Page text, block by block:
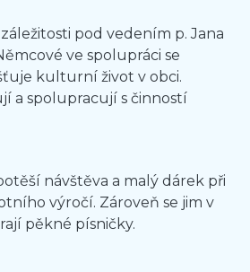
pod vedením p. Jana
ve spolupráci se
kulturní život v obci.
a spolupracují s činností
návštěva a malý dárek při
výročí. Zároveň se jim v
pěkné písničky.